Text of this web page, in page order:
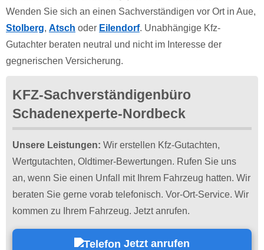
Wenden Sie sich an einen Sachverständigen vor Ort in Aue,
Stolberg, Atsch oder Eilendorf. Unabhängige Kfz-
Gutachter beraten neutral und nicht im Interesse der
gegnerischen Versicherung.
KFZ-Sachverständigenbüro
Schadenexperte-Nordbeck
Unsere Leistungen: Wir erstellen Kfz-Gutachten,
Wertgutachten, Oldtimer-Bewertungen. Rufen Sie uns
an, wenn Sie einen Unfall mit Ihrem Fahrzeug hatten. Wir
beraten Sie gerne vorab telefonisch. Vor-Ort-Service. Wir
kommen zu Ihrem Fahrzeug. Jetzt anrufen.
Jetzt anrufen